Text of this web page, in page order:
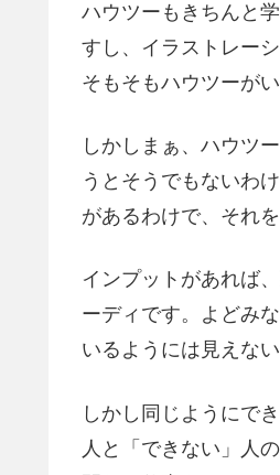
ハウツーもきちんと
すし、イラストレー
そもそもハウツーが
しかしまぁ、ハウツ
うとそうでもないわ
があるわけで、それ
インプットがあれば
ーディです。よどみ
いるようには見えな
しかし同じようにで
人と「できない」人